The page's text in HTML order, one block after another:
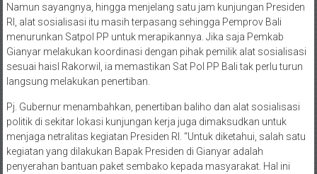
Namun sayangnya, hingga menjelang satu jam kunjungan Presiden
RI, alat sosialisasi itu masih terpasang sehingga Pemprov Bali
menurunkan Satpol PP untuk merapikannya. Jika saja Pemkab
Gianyar melakukan koordinasi dengan pihak pemilik alat sosialisasi
sesuai haisl Rakorwil, ia memastikan Sat Pol PP Bali tak perlu turun
langsung melakukan penertiban.
Pj. Gubernur menambahkan, penertiban baliho dan alat sosialisasi
politik di sekitar lokasi kunjungan kerja juga dimaksudkan untuk
menjaga netralitas kegiatan Presiden RI. “Untuk diketahui, salah satu
kegiatan yang dilakukan Bapak Presiden di Gianyar adalah
penyerahan bantuan paket sembako kepada masyarakat. Hal ini